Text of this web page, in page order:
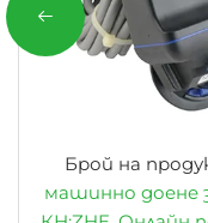
Брой на
машинно доене